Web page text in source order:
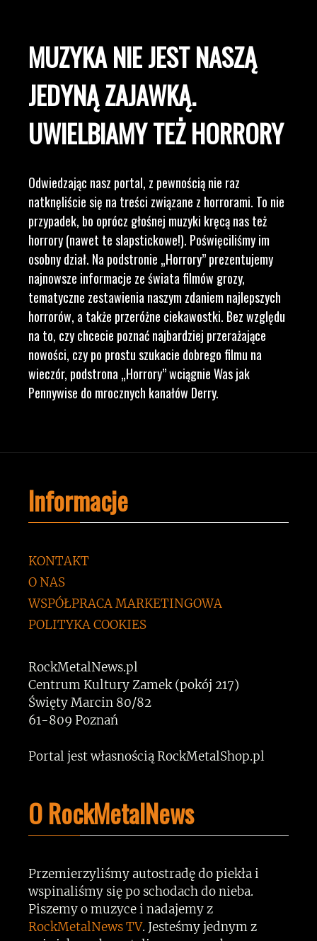
MUZYKA NIE JEST NASZĄ
JEDYNĄ ZAJAWKĄ.
UWIELBIAMY TEŻ HORRORY
Odwiedzając nasz portal, z pewnością nie raz
natknęliście się na treści związane z horrorami. To nie
przypadek, bo oprócz głośnej muzyki kręcą nas też
horrory (nawet te slapstickowe!). Poświęciliśmy im
osobny dział. Na podstronie „Horrory” prezentujemy
najnowsze informacje ze świata filmów grozy,
tematyczne zestawienia naszym zdaniem najlepszych
horrorów, a także przeróżne ciekawostki. Bez względu
na to, czy chcecie poznać najbardziej przerażające
nowości, czy po prostu szukacie dobrego filmu na
wieczór, podstrona „Horrory” wciągnie Was jak
Pennywise do mrocznych kanałów Derry.
Informacje
KONTAKT
O NAS
WSPÓŁPRACA MARKETINGOWA
POLITYKA COOKIES
RockMetalNews.pl
Centrum Kultury Zamek (pokój 217)
Święty Marcin 80/82
61-809 Poznań
Portal jest własnością RockMetalShop.pl
O RockMetalNews
Przemierzyliśmy autostradę do piekła i
wspinaliśmy się po schodach do nieba.
Piszemy o muzyce i nadajemy z
RockMetalNews TV. Jesteśmy jednym z